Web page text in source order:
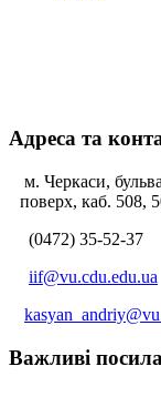
Адреса та
м. Черкаси,
поверх, каб. 508,
(0472) 35-52-37
iif@vu.cdu.edu.ua
Важливі